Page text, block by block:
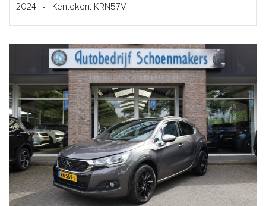
2024
- Kenteken: KRN57V